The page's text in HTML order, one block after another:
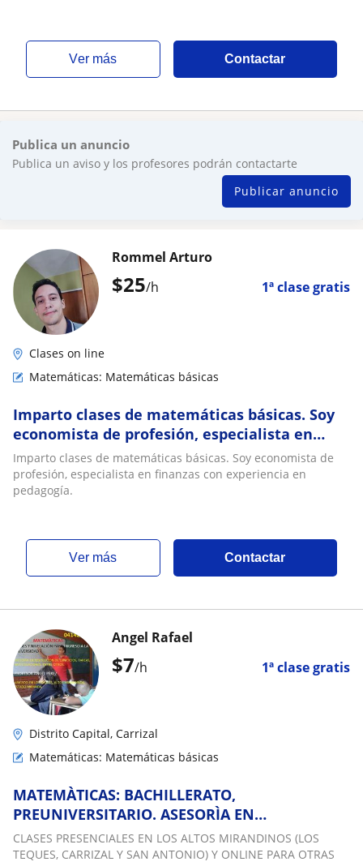
ver más Contactar
Publica un anuncio
Publica un aviso y los profesores podrán contactarte
Publicar anuncio
$25/h 1ª clase gratis
Rommel Arturo
Clases on line
Matemáticas: Matemáticas básicas
Imparto clases de matemáticas básicas. Soy
economista de profesión, especialista en
finanzas con experiencia en pedagogía
Imparto clases de matemáticas básicas. Soy economista de
profesión, especialista en finanzas con experiencia en
pedagogía.
ver más Contactar
$7/h 1ª clase gratis
Angel Rafael
Distrito Capital, Carrizal
Matemáticas: Matemáticas básicas
MATEMÀTICAS: BACHILLERATO,
PREUNIVERSITARIO. ASESORÌA EN
RESOLUCIÒN DE EJERCICIOS, TRABAJOS,
INVESTIGACIONES
CLASES PRESENCIALES EN LOS ALTOS MIRANDINOS (LOS
TEQUES, CARRIZAL Y SAN ANTONIO) Y ONLINE PARA OTRAS